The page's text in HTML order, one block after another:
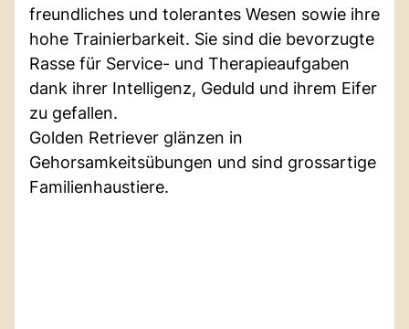
freundliches und tolerantes Wesen sowie ihre
hohe Trainierbarkeit. Sie sind die bevorzugte
Rasse für Service- und Therapieaufgaben
dank ihrer Intelligenz, Geduld und ihrem Eifer
zu gefallen.
Golden Retriever glänzen in
Gehorsamkeitsübungen und sind grossartige
Familienhaustiere.